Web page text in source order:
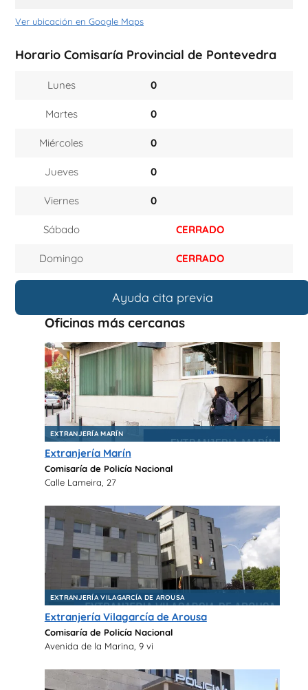
Ver ubicación en Google Maps
Horario Comisaría Provincial de Pontevedra
Lunes 0
Martes 0
Miércoles 0
Jueves 0
Viernes 0
Sábado CERRADO
Domingo CERRADO
Ayuda cita previa
Oficinas más cercanas
EXTRANJERÍA MARÍN
Extranjería Marín
Comisaría de Policía Nacional
Calle Lameira, 27
EXTRANJERÍA VILAGARCÍA DE AROUSA
Extranjería Vilagarcía de Arousa
Comisaría de Policía Nacional
Avenida de la Marina, 9 vi